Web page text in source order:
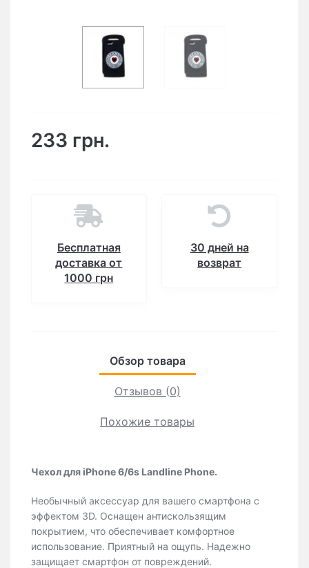
233 грн.
Бесплатная
доставка от
1000 грн
30 дней на
возврат
Обзор товара
Отзывов (0)
Похожие товары
Чехол для iPhone 6/6s Landline Phone.
Необычный аксессуар для вашего смартфона с
эффектом 3D. Оснащен антискользящим
покрытием, что обеспечивает комфортное
использование. Приятный на ощупь. Надежно
защищает смартфон от повреждений.